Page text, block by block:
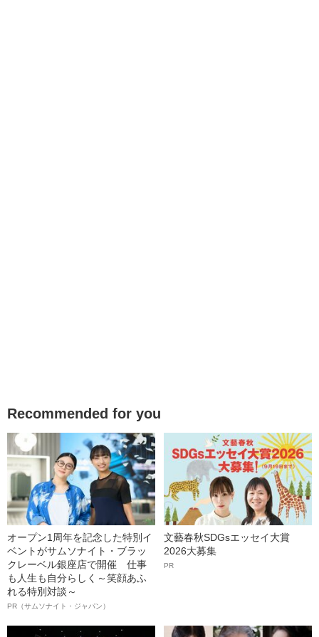
Recommended for you
オープン1周年を記念した特別イ
ベントがサムソナイト・ブラッ
クレーベル銀座店で開催 仕事
も人生も自分らしく～笑顔あふ
れる特別対談～
PR（サムソナイト・ジャパン）
文藝春秋SDGsエッセイ大賞
2026大募集
PR